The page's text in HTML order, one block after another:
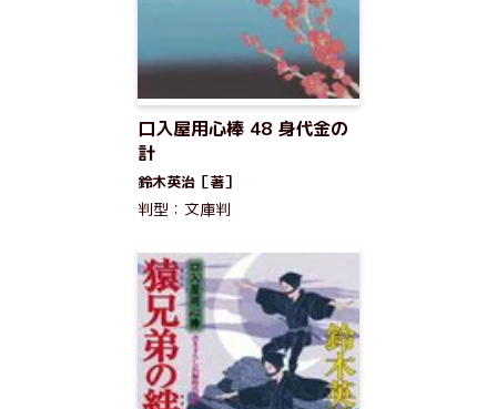
口入屋用心棒 48 身代金の
計
鈴木英治［著］
判型：文庫判